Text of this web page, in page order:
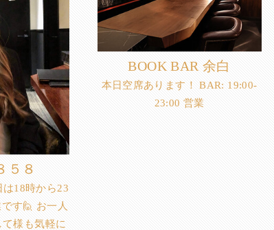
５８
18時から23
す🙋 お一人
様も気軽に
BOOK BAR 余白
本日空席あります！ BAR: 19:00-
23:00 営業